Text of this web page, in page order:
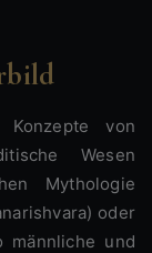
Wesen
Mythologie
oder
männliche und